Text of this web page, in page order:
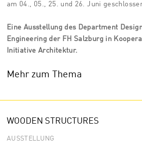
am 04., 05., 25. und 26. Juni
Eine Ausstellung des Department
Engineering der FH Salzburg in
Initiative Architektur.
Mehr zum Thema
WOODEN STRUCTURES
AUSSTELLUNG